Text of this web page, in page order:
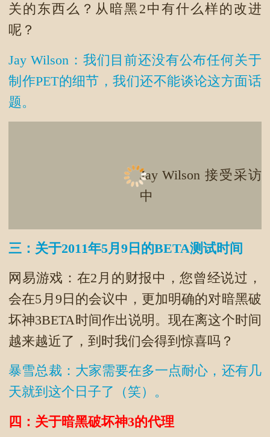
关的东西么？从暗黑2中有什么样的改进
呢？
Jay Wilson：我们目前还没有公布任何关于
制作PET的细节，我们还不能谈论这方面话
题。
Jay Wilson 接受采访
中
三：关于2011年5月9日的BETA测试时间
网易游戏：在2月的财报中，您曾经说过，
会在5月9日的会议中，更加明确的对暗黑破
坏神3BETA时间作出说明。现在离这个时间
越来越近了，到时我们会得到惊喜吗？
暴雪总裁：大家需要在多一点耐心，还有几
天就到这个日子了（笑）。
四：关于暗黑破坏神3的代理